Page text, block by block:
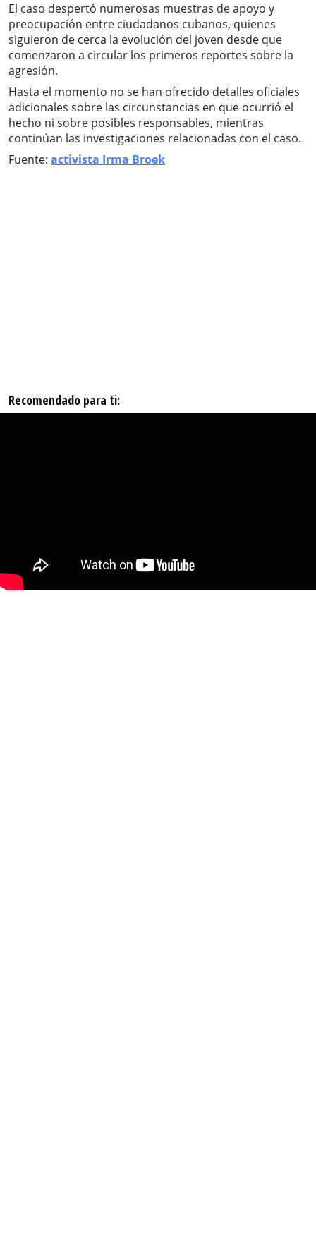
El caso despertó numerosas muestras de apoyo y
preocupación entre ciudadanos cubanos, quienes
siguieron de cerca la evolución del joven desde que
comenzaron a circular los primeros reportes sobre la
agresión.
Hasta el momento no se han ofrecido detalles oficiales
adicionales sobre las circunstancias en que ocurrió el
hecho ni sobre posibles responsables, mientras
continúan las investigaciones relacionadas con el caso.
Fuente: activista Irma Broek
Recomendado para ti: